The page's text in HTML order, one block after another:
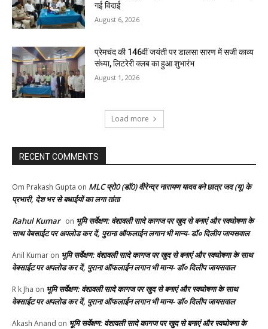
गई विदाई
August 6, 2026
प्रेमचंद की 146वीं जयंती पर डालसा सारण में सजी काव्य
संध्या, लिटरेरी क्लब का हुआ शुभारंभ
August 1, 2026
Load more
RECENT COMMENTS
Om Prakash Gupta on MLC प्रो0 (डॉ0) वीरेन्द्र नारायण यादव बने छात्र जद (यू) के
प्रभारी, देश भर से बधाईयों का लगा तांता
Rahul Kumar on भूमि सर्वेक्षण: वंशावली सादे कागज पर खुद से बनाएं और स्वघोषणा के
साथ वेबसाईट पर अपलोड कर दें, पुराना ऑफलाईन लगान भी मान्य- डॉ० दिलीप जायसवाल
Anil Kumar on भूमि सर्वेक्षण: वंशावली सादे कागज पर खुद से बनाएं और स्वघोषणा के साथ
वेबसाईट पर अपलोड कर दें, पुराना ऑफलाईन लगान भी मान्य- डॉ० दिलीप जायसवाल
R k Jha on भूमि सर्वेक्षण: वंशावली सादे कागज पर खुद से बनाएं और स्वघोषणा के साथ
वेबसाईट पर अपलोड कर दें, पुराना ऑफलाईन लगान भी मान्य- डॉ० दिलीप जायसवाल
Akash Anand on भूमि सर्वेक्षण: वंशावली सादे कागज पर खुद से बनाएं और स्वघोषणा के